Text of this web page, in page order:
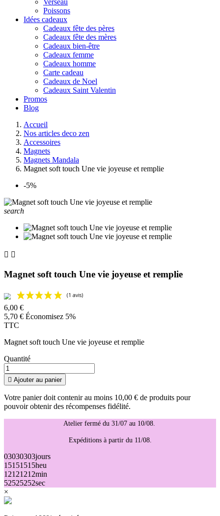
Verseau
Poissons
Idées cadeaux
Cadeaux fête des pères
Cadeaux fête des mères
Cadeaux bien-être
Cadeaux femme
Cadeaux homme
Carte cadeau
Cadeaux de Noel
Cadeaux Saint Valentin
Promos
Blog
Accueil
Nos articles deco zen
Accessoires
Magnets
Magnets Mandala
Magnet soft touch Une vie joyeuse et remplie
-5%
search
 
Magnet soft touch Une vie joyeuse et remplie
6,00 €
5,70 € Économisez 5%
TTC
Magnet soft touch Une vie joyeuse et remplie
Quantité
 Ajouter au panier
Votre panier doit contenir au moins 10,00 € de produits pour
pouvoir obtenir des récompenses fidélité.
Atelier fermé du 31/07 au 10/08.
Expéditions à partir du 11/08.
03030303jours
15151515heu
12121212min
52525252sec
×